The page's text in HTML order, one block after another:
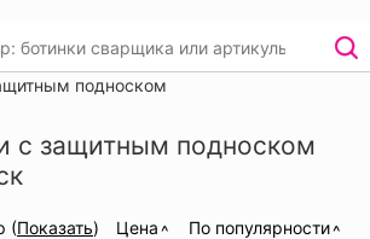
/
туфли
подноском
с защитным подноском
(Показать) Цена
По популярности